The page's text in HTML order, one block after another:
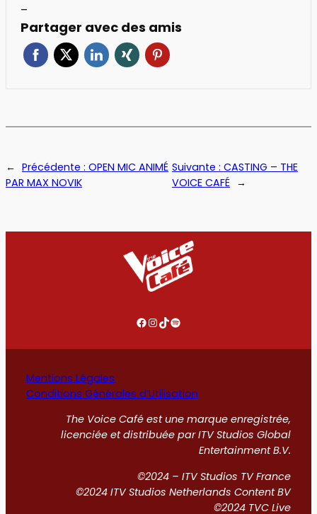
–
Partager avec des amis
← Précédente : OPEN MIC ANIMÉ
PAR MAX NOVIK
Suivante : CASTING – THE
VOICE CAFÉ →
Facebook InstagramTikTok Spotify
Mentions Légales
Conditions Générales d’Utilisation
The Voice Café est une marque enregistrée,
licenciée et distribuée par ITV Studios Global
Entertainment B.V.
©2024 – ITV Studios TV France
©2024 ITV Studios Netherlands Content BV
©2024 TVC Live